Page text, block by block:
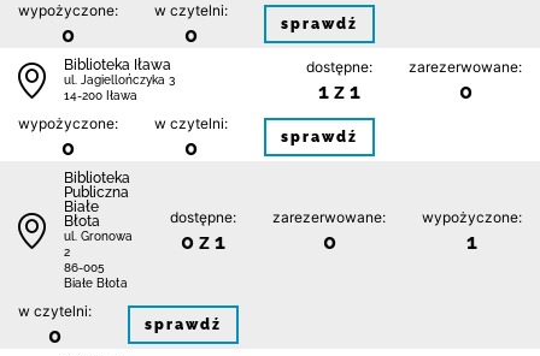
wypożyczone:
0
w czytelni:
0 sprawdź
Biblioteka Iława
ul. Jagiellończyka 3
14-200 Iława
dostępne:
1 z 1
zarezerwowane:
0
wypożyczone:
0
w czytelni:
0 sprawdź
Biblioteka
Publiczna
Białe
Błota
ul. Gronowa
2
86-005
Białe Błota
dostępne:
0 z 1
zarezerwowane:
0
wypożyczone:
1
w czytelni:
0 sprawdź